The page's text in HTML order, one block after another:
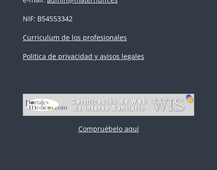
NIF: B54553342
Curriculum de los profesionales
Politica de privacidad y avisos legales
Compruébelo aquí